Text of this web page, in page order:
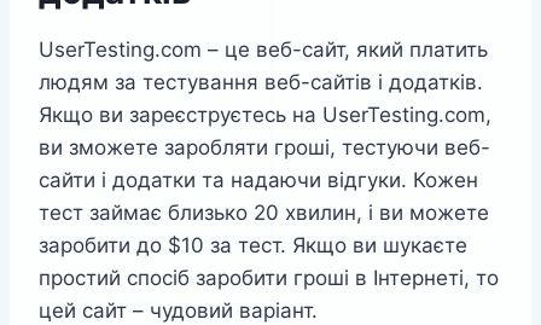
UserTesting.com – це веб-сайт, який платить
людям за тестування веб-сайтів і додатків.
Якщо ви зареєструєтесь на UserTesting.com,
ви зможете заробляти гроші, тестуючи веб-
сайти і додатки та надаючи відгуки. Кожен
тест займає близько 20 хвилин, і ви можете
заробити до $10 за тест. Якщо ви шукаєте
простий спосіб заробити гроші в Інтернеті, то
цей сайт – чудовий варіант.